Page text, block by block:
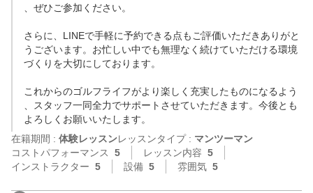
、ぜひご参加ください。
さらに、LINEで手軽に予約できる点もご評価いただきありがと
うございます。お忙しい中でも無理なく続けていただける環境
づくりを大切にしております。
これからのゴルフライフがより楽しく充実したものになるよう
、スタッフ一同全力でサポートさせていただきます。今後とも
よろしくお願いいたします。
在籍期間 : 体験レッスンレッスンタイプ : マンツーマン
コストパフォーマンス
5 レッスン内容 5
インストラクター 5 設備 5 雰囲気 5